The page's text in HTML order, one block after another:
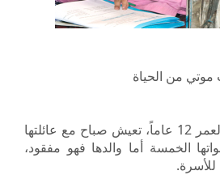
موتي من الحياة
صباح طفلة بالغة من العمر 12 عاماً، تعيش صباح مع عائلتها
الخمسة أما والدها فهو مفقود،
للأسرة.